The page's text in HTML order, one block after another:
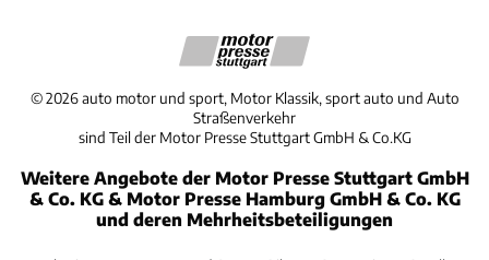
©2026 auto motor und sport, Motor Klassik, sport auto und Auto
Straßenverkehr
sind Teil der Motor Presse Stuttgart GmbH & Co.KG
Weitere Angebote der Motor Presse Stuttgart GmbH
& Co. KG & Motor Presse Hamburg GmbH & Co. KG
und deren Mehrheitsbeteiligungen